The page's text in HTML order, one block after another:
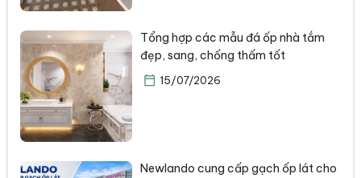
Tổng hợp các mẫu đá ốp nhà tắm
đẹp, sang, chống thấm tốt
15/07/2026
Newlando cung cấp gạch ốp lát cho